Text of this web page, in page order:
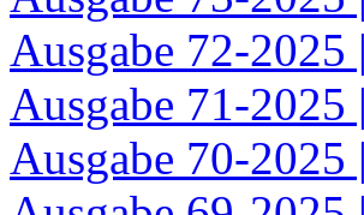
Ausgabe 72-2025
Ausgabe 71-2025
Ausgabe 70-2025